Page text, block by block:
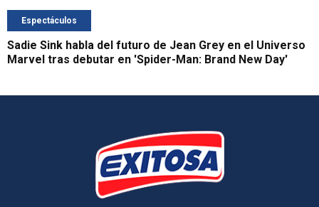
Espectáculos
Sadie Sink habla del futuro de Jean Grey en el Universo
Marvel tras debutar en 'Spider-Man: Brand New Day'